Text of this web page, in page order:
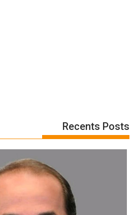
Recents Posts